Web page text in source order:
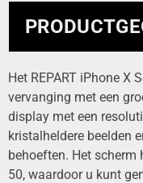
Het REPART iPhone X
vervanging met een
display met een
kristalheldere beelden
behoeften. Het scherm
50, waardoor u kunt